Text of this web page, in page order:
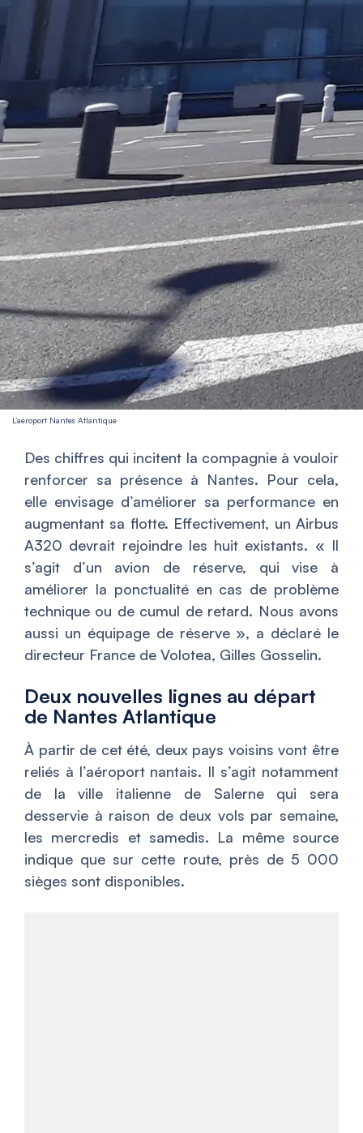
L’aéroport Nantes Atlantique
Des chiffres qui incitent la compagnie à vouloir
renforcer sa présence à Nantes. Pour cela,
elle envisage d’améliorer sa performance en
augmentant sa flotte. Effectivement, un Airbus
A320 devrait rejoindre les huit existants. « Il
s’agit d’un avion de réserve, qui vise à
améliorer la ponctualité en cas de problème
technique ou de cumul de retard. Nous avons
aussi un équipage de réserve», a déclaré le
directeur France de Volotea, Gilles Gosselin.
Deux nouvelles lignes au départ
de Nantes Atlantique
À partir de cet été, deux pays voisins vont être
reliés à l’aéroport nantais. Il s’agit notamment
de la ville italienne de Salerne qui sera
desservie à raison de deux vols par semaine,
les mercredis et samedis. La même source
indique que sur cette route, près de 5 000
sièges sont disponibles.